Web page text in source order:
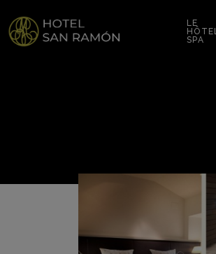
LE
HÔTEL
SPA